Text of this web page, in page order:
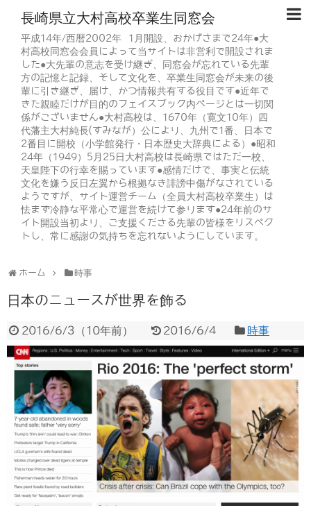
長崎県立大村高校卒業生同窓会
平成14年/西暦2002年 1月開設、おかげさまで24年●大
村高校同窓会会員によって当サイトは非営利で開設されま
した●大先輩の意志を受け継ぎ、同窓会が忘れている先輩
方の記憶と記録、そして文化を、卒業生同窓会が未来の後
輩に引き継ぎ、届け、かつ情報共有する役目です●近年で
きた親睦だけが目的のフェイスブック内ページとは一切関
係がございません●大村高校は、1670年（寛文10年）四
代藩主大村純長(すみなが）公により、九州で1番、日本で
2番目に開校（小学館発行・日本歴史大辞典による）●昭和
24年（1949）5月25日大村高校は長崎県ではただ一校、
天皇陛下の行幸を賜っています●感情だけで、事実と伝統
文化を嫌う反日左翼から根拠なき誹謗中傷がなされている
ようですが、サイト運営チーム（全員大村高校卒業生）は
怯まず冷静な平常心で運営を続けて参ります●24年前のサ
イト開設当初より、ご支援くださる先輩の皆様をリスペク
トし、常に感謝の気持ちを忘れないようにしています。
ホーム 時事
日本のニュースが世界を飾る
2016/6/3 （10年前） 2016/6/4 時事